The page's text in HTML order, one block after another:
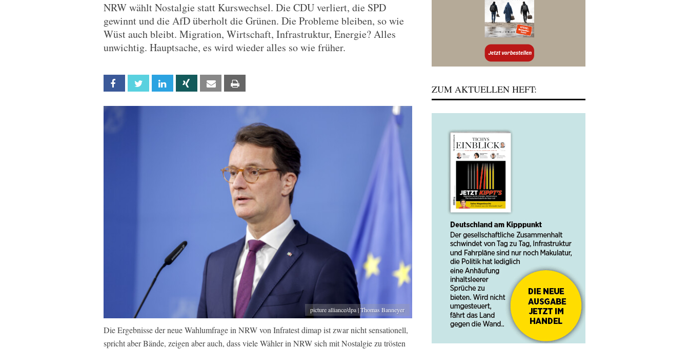
NRW wählt Nostalgie statt Kurswechsel. Die CDU verliert, die SPD
gewinnt und die AfD überholt die Grünen. Die Probleme bleiben, so wie
Wüst auch bleibt. Migration, Wirtschaft, Infrastruktur, Energie? Alles
unwichtig. Hauptsache, es wird wieder alles so wie früher.
Facebook Twitter Linkedin Xing Email
picture alliance/dpa | Thomas Banneyer
Die Ergebnisse der neue Wahlumfrage in NRW von Infratest dimap ist zwar nicht sensationell,
spricht aber Bände, zeigen aber auch, dass viele Wähler in NRW sich mit Nostalgie zu trösten
ZUM AKTUELLEN HEFT: